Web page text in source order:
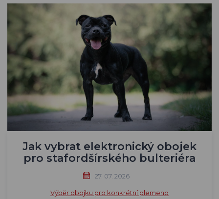
Jak vybrat elektronický obojek
pro stafordšírského bulteriéra
27. 07. 2026
Výběr obojku pro konkrétní plemeno